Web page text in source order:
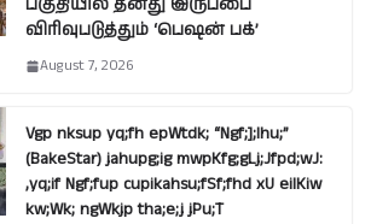
பகுதியில் தனது இருப்பை
விரிவுபடுத்தும் ‘பெஷன் பக்’
August 7, 2026
Vgp nksup yq;fh epWtdk; “Ngf;];lhu;”
(BakeStar) jahupg;ig mwpKfg;gLj;Jfpd;wJ:
,yq;if Ngf;fup cupikahsu;fSf;fhd xU eilKiw
kw;Wk; ngWkjp tha;e;j jPu;T